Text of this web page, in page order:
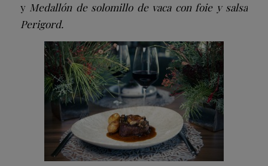
y Medallón de solomillo de vaca con foie y salsa
Perigord.